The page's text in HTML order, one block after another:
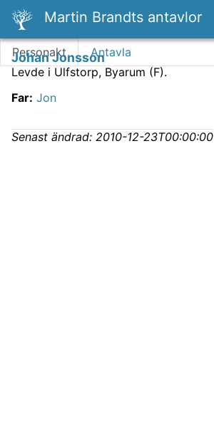
Martin Brandts antavlor
Personakt Antavla
Johan Jonsson
Levde i Ulfstorp, Byarum (F).
Far: Jon
Senast ändrad: 2010-12-23T00:00:00